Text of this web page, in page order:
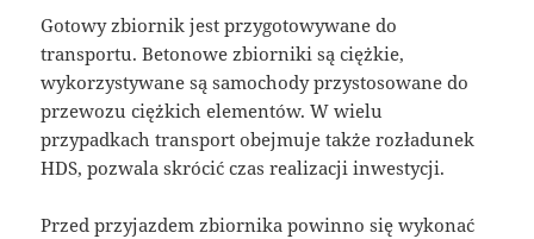
Gotowy zbiornik jest przygotowywane do
transportu. Betonowe zbiorniki są ciężkie,
wykorzystywane są samochody przystosowane do
przewozu ciężkich elementów. W wielu
przypadkach transport obejmuje także rozładunek
HDS, pozwala skrócić czas realizacji inwestycji.
Przed przyjazdem zbiornika powinno się wykonać